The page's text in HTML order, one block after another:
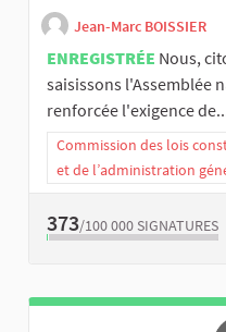
Jean-Marc BOISSIER
ENREGISTRÉE Nous,
saisissons l'Assemblée
renforcée l'exigence
Commission des lois
et de l’administration
373/100 000 SIGNATURES